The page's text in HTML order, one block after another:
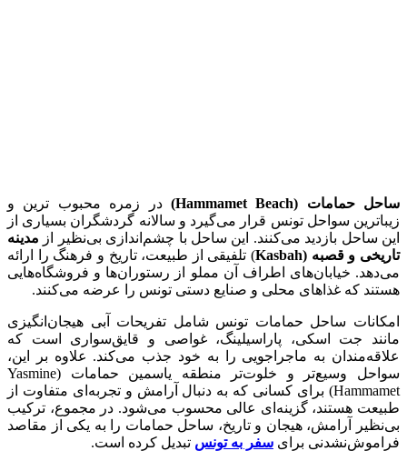
ساحل حمامات (Hammamet Beach)
در زمره محبوب ترین و
زیباترین سواحل تونس قرار می‌گیرد و سالانه گردشگران بسیاری از
این ساحل بازدید می‌کنند. این ساحل با چشم‌اندازی بی‌نظیر از مدینه
تاریخی و قصبه (Kasbah
) تلفیقی از طبیعت، تاریخ و فرهنگ را ارائه
می‌دهد. خیابان‌های اطراف آن مملو از رستوران‌ها و فروشگاه‌هایی
هستند که غذاهای محلی و صنایع دستی تونس را عرضه می‌کنند.
امکانات ساحل حمامات تونس شامل تفریحات آبی هیجان‌انگیزی
مانند جت اسکی، پاراسیلینگ، غواصی و قایق‌سواری است که
علاقه‌مندان به ماجراجویی را به خود جذب می‌کند. علاوه بر این،
سواحل وسیع‌تر و خلوت‌تر منطقه یاسمین حمامات (Yasmine
Hammamet) برای کسانی که به دنبال آرامش و تجربه‌ای متفاوت از
طبیعت هستند، گزینه‌ای عالی محسوب می‌شود. در مجموع، ترکیب
بی‌نظیر آرامش، هیجان و تاریخ، ساحل حمامات را به یکی از مقاصد
فراموش‌نشدنی برای سفر به تونس تبدیل کرده است.